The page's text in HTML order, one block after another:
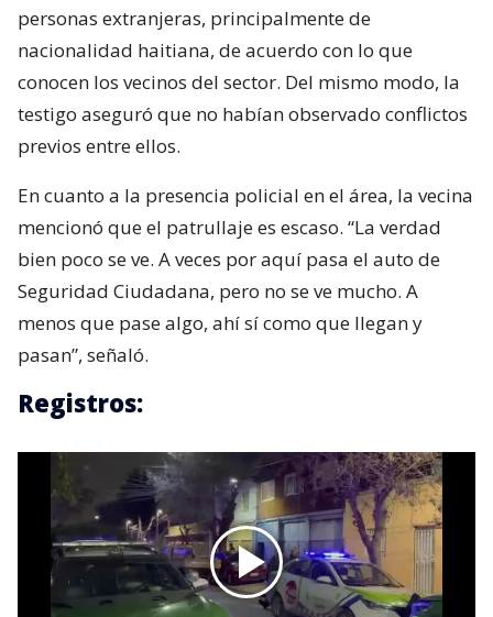
personas extranjeras, principalmente de
nacionalidad haitiana, de acuerdo con lo que
conocen los vecinos del sector. Del mismo modo, la
testigo aseguró que no habían observado conflictos
previos entre ellos.
En cuanto a la presencia policial en el área, la vecina
mencionó que el patrullaje es escaso. “La verdad
bien poco se ve. A veces por aquí pasa el auto de
Seguridad Ciudadana, pero no se ve mucho. A
menos que pase algo, ahí sí como que llegan y
pasan”, señaló.
Registros: